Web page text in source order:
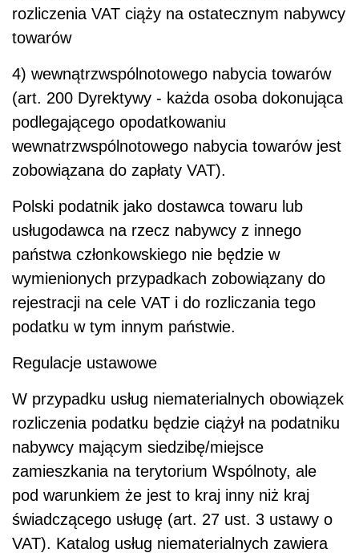
rozliczenia VAT ciąży na ostatecznym nabywcy
towarów
4) wewnątrzwspólnotowego nabycia towarów
(art. 200 Dyrektywy - każda osoba dokonująca
podlegającego opodatkowaniu
wewnatrzwspólnotowego nabycia towarów jest
zobowiązana do zapłaty VAT).
Polski podatnik jako dostawca towaru lub
usługodawca na rzecz nabywcy z innego
państwa członkowskiego nie będzie w
wymienionych przypadkach zobowiązany do
rejestracji na cele VAT i do rozliczania tego
podatku w tym innym państwie.
Regulacje ustawowe
W przypadku usług niematerialnych obowiązek
rozliczenia podatku będzie ciążył na podatniku
nabywcy mającym siedzibę/miejsce
zamieszkania na terytorium Wspólnoty, ale
pod warunkiem że jest to kraj inny niż kraj
świadczącego usługę (art. 27 ust. 3 ustawy o
VAT). Katalog usług niematerialnych zawiera